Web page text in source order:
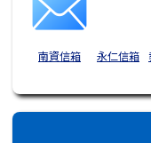
南資信箱 永仁信箱